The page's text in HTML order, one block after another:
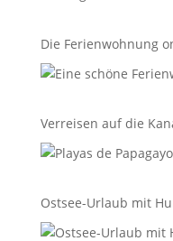
Die Ferienwohnung
Verreisen auf die
Ostsee-Urlaub mit